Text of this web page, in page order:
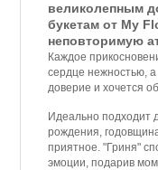
великолепным
букетам от My
неповторимую
Каждое
сердце нежностью,
доверие и хочется
Идеально подходит
рождения,
приятное. "Гриня"
эмоции, подарив